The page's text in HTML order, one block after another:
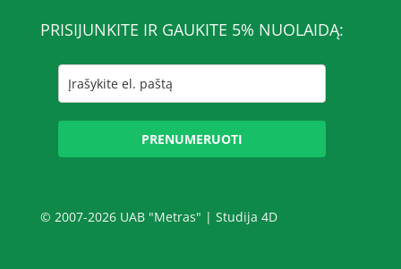
PRISIJUNKITE IR GAUKITE 5% NUOLAIDĄ:
PRENUMERUOTI
© 2007-2026 UAB "Metras" | Studija 4D